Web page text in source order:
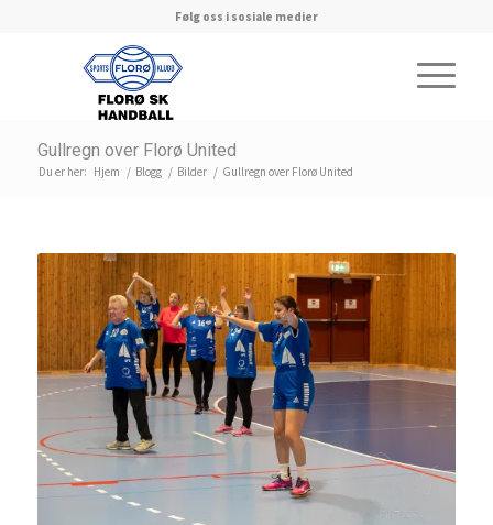
Følg oss i sosiale medier
Gullregn over Florø United
Du er her: Hjem / Blogg / Bilder / Gullregn over Florø United